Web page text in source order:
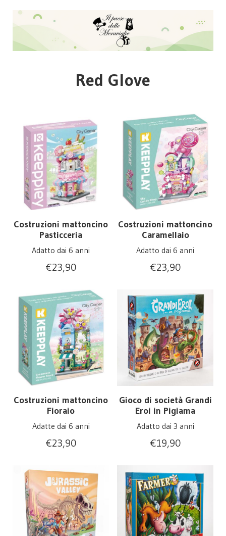
Red Glove
Costruzioni mattoncino
Pasticceria
Adatto dai 6 anni
€23,90
Costruzioni mattoncino
Caramellaio
Adatto dai 6 anni
€23,90
Costruzioni mattoncino
Fioraio
Adatte dai 6 anni
€23,90
Gioco di società Grandi
Eroi in Pigiama
Adatto dai 3 anni
€19,90